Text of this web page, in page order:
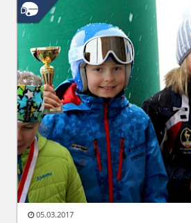
05.03.2017